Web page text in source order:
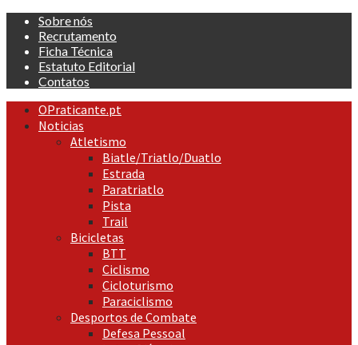
Skip
content
Sobre nós
Recrutamento
Ficha Técnica
Estatuto Editorial
Contatos
Primary
Menu
OPraticante.pt
Noticias
Atletismo
Biatle/Triatlo/Duatlo
Estrada
Paratriatlo
Pista
Trail
Bicicletas
BTT
Ciclismo
Cicloturismo
Paraciclismo
Desportos de Combate
Defesa Pessoal